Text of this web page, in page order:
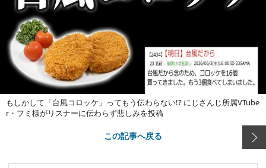
もしかして「台風コロッケ」ってもう伝わらない!? にじさんじ所属VTube
r・フミ様がリスナーに伝わらず悲しみを投稿
この記事へ戻る